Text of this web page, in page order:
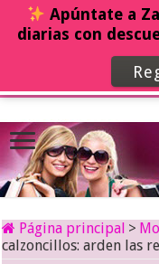
Página principal >
calzoncillos: arden las
Apúntate a
diarias con